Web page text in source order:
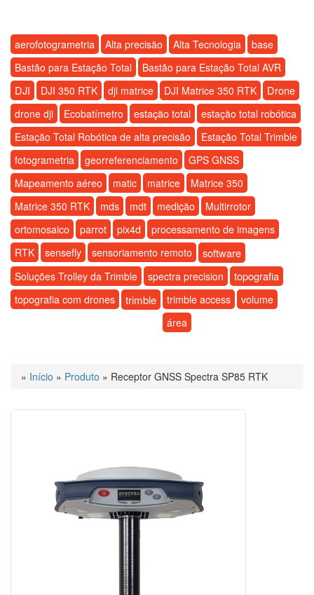
aerofotogrametria Alta precisão Alta Tecnologia
base
Bastão para Estação Total
Bastão para Estação Total AVR
DJI DJI 350 RTK dji matrice DJI Matrice 350 RTK Drone
drone dji Ecobatímetro estação total
estação total robótica
Estação Total Robótica de alta precisão
Estação Total Trimble
fotogrametria georreferenciamento GPS GNSS
Mapeamento aéreo matic matrice
Matrice 350
Matrice 350 RTK
mds mdt medição
Multirrotor
ortomosaico
parrot pix4d
processamento de imagens
RTK
sensefly sensoriamento remoto software
Soluções Trolley da Trimble spectra precision topografia
topografia com drones trimble trimble access
volume
área
» Início » Produto » Receptor GNSS Spectra SP85 RTK